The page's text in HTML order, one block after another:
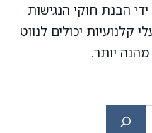
הבנת חוקי הנגישות
קלנועיות יכולים לנווט
מהנה יותר.